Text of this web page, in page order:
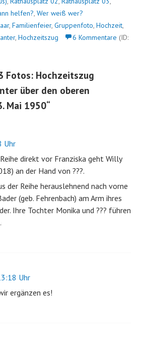
helfen?, Wer weiß wer?
, Familienfeier, Gruppenfoto, Hochzeit,
, Hochzeitszug 6 Kommentare (ID:
Fotos: Hochzeitszug
über den oberen
Mai 1950“
Uhr
direkt vor Franziska geht Willy
an der Hand von ???.
der Reihe herauslehnend nach vorne
(geb. Fehrenbach) am Arm ihres
Ihre Tochter Monika und ??? führen
Uhr
ergänzen es!